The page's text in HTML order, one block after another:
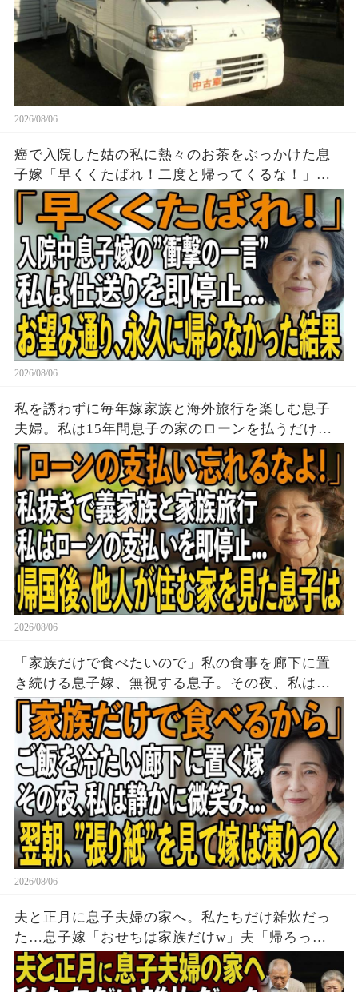
2026/08/06
癌で入院した姑の私に熱々のお茶をぶっかけた息
子嫁「早くくたばれ！二度と帰ってくるな！」→
お望みどおり私は息子夫婦へ仕送りを停止し、永
久に帰らなかった結果
2026/08/06
私を誘わずに毎年嫁家族と海外旅行を楽しむ息子
夫婦。私は15年間息子の家のローンを払うだけ黙
って実印を押し家を即売却→帰国後、他人が住む
家を見た息子は顔面蒼白に
2026/08/06
「家族だけで食べたいので」私の食事を廊下に置
き続ける息子嫁、無視する息子。その夜、私は黙
って姿を消した→翌朝、玄関の張り紙に息子嫁は
顔面蒼白に
2026/08/06
夫と正月に息子夫婦の家へ。私たちだけ雑炊だっ
た…息子嫁「おせちは家族だけw」夫「帰ろっ
か…」私「そうね」→翌日、息子嫁から100件の鬼
電が…